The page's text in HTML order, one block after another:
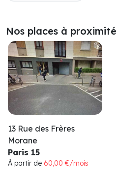
Nos places à proximité
13 Rue des Frères
Morane
Paris 15
À partir de 60,00 €/mois